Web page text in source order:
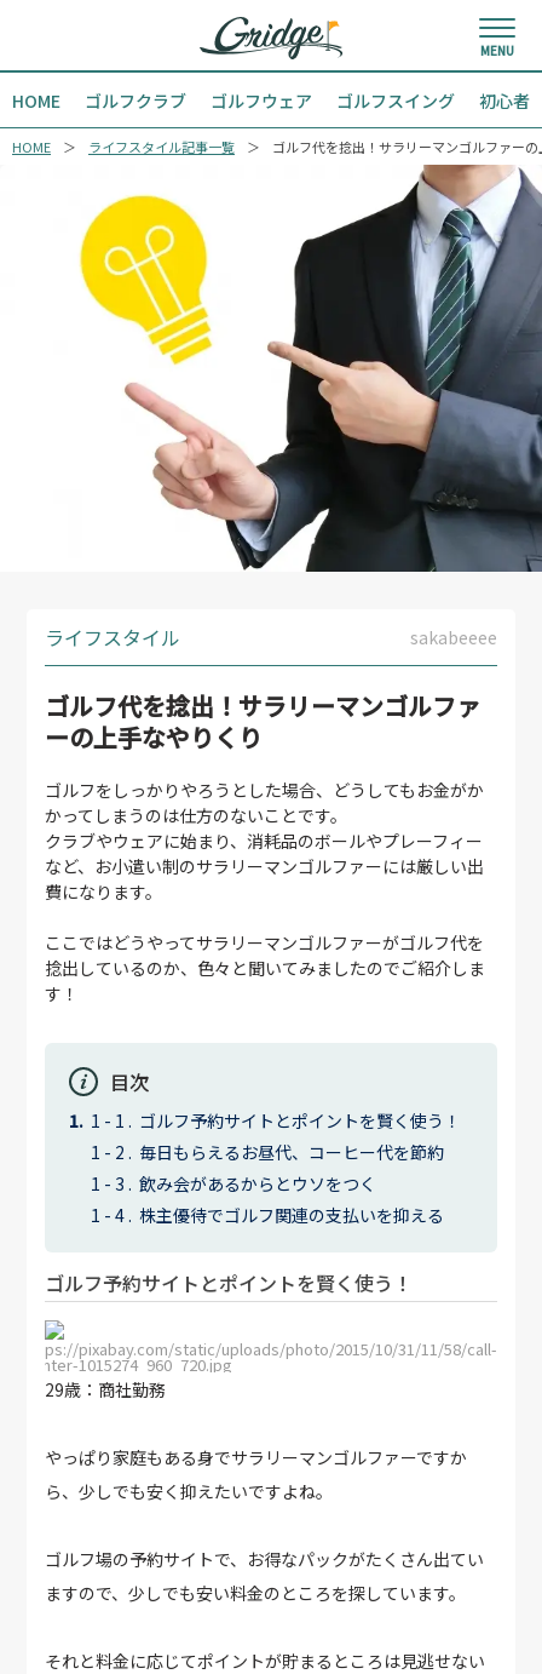
HOME ゴルフクラブ ゴルフウェア ゴルフスイング 初心者
HOME ライフスタイル記事一覧 ゴルフ代を捻出！サラリーマンゴルファー
ライフスタイル sakabeeee
ゴルフ代を捻出！サラリーマンゴルファ
ーの上手なやりくり
ゴルフをしっかりやろうとした場合、どうしてもお金がか
かってしまうのは仕方のないことです。
クラブやウェアに始まり、消耗品のボールやプレーフィー
など、お小遣い制のサラリーマンゴルファーには厳しい出
費になります。
ここではどうやってサラリーマンゴルファーがゴルフ代を
捻出しているのか、色々と聞いてみましたのでご紹介しま
す！
目次
ゴルフ予約サイトとポイントを賢く使う！
毎日もらえるお昼代、コーヒー代を節約
飲み会があるからとウソをつく
株主優待でゴルフ関連の支払いを抑える
ゴルフ予約サイトとポイントを賢く使う！
https://pixabay.com/static/uploads/photo/2015/10/31/11/58/call-
center-1015274_960_720.jpg
29歳：商社勤務
やっぱり家庭もある身でサラリーマンゴルファーですか
ら、少しでも安く抑えたいですよね。
ゴルフ場の予約サイトで、お得なパックがたくさん出てい
ますので、少しでも安い料金のところを探しています。
それと料金に応じてポイントが貯まるところは見逃せない